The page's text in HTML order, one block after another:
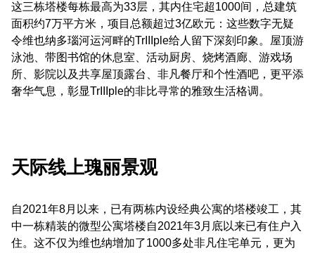
这三栋塔楼每栋最高为33层，其内住宅超1000间，总建筑
面积约7万平方米，项目总额超过3亿欧元：这些数字无疑
令维也纳多瑙河运河畔的TrIIIple给人留下深刻印象。屋顶游
泳池、带图书馆的休息室、活动厨房、烧烤酒廊、游戏场
所、影院以及共享屋顶露台、非凡餐厅和个性酒吧，更平添
奢华气息，彰显TrIIIple的非比寻常的雅致生活格调。
天际线上瑰丽景观
自2021年8月以来，已有两栋内设经典公寓的塔楼竣工，其
中一栋精装的微型公寓塔楼自2021年3月底以来已有住户入
住。这不仅为维也纳增加了1000多处非凡住宅单元，更为